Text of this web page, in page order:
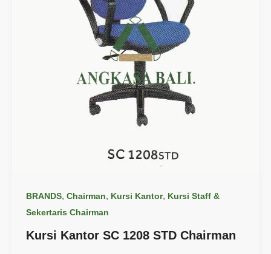
BRANDS, Chairman, Kursi Kantor, Kursi Staff &
Sekertaris Chairman
Kursi Kantor SC 1208 STD Chairman